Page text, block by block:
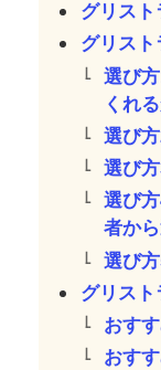
グリス
グリス
選び
くれ
選び
選び
選び
者か
選び
グリス
おす
おす